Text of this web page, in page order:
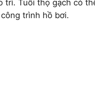
Tuổi thọ gạch có
trình hồ bơi.